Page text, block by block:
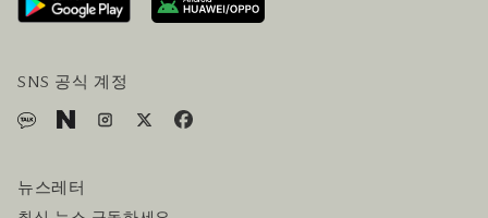
방문객 서비스
SNS 공식 계정
뉴스레터